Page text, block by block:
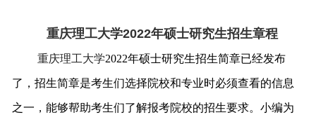
重庆理工大学2022年硕士研究生招生章程
重庆理工大学2022年硕士研究生招生简章已经发布
了，招生简章是考生们选择院校和专业时必须查看的信息
之一，能够帮助考生们了解报考院校的招生要求。小编为